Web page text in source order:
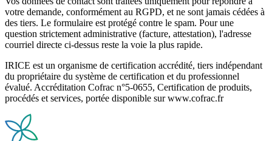
votre demande, conformément au RGPD, et ne sont jamais cédées à
des tiers. Le formulaire est protégé contre le spam. Pour une
question strictement administrative (facture, attestation), l'adresse
courriel directe ci-dessus reste la voie la plus rapide.
IRICE est un organisme de certification accrédité, tiers indépendant
du propriétaire du système de certification et du professionnel
évalué. Accréditation Cofrac n°5-0655, Certification de produits,
procédés et services, portée disponible sur www.cofrac.fr